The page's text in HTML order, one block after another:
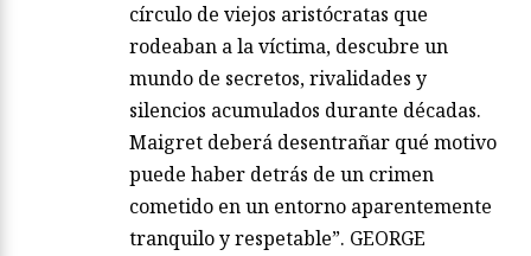
círculo de viejos aristócratas que
rodeaban a la víctima, descubre un
mundo de secretos, rivalidades y
silencios acumulados durante décadas.
Maigret deberá desentrañar qué motivo
puede haber detrás de un crimen
cometido en un entorno aparentemente
tranquilo y respetable”. GEORGE